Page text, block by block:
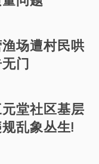
场遭村民哄
门
堂社区基层
乱象丛生!